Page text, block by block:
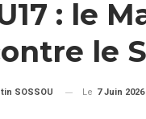
: le
le
SOSSOU Le 7 Juin 2026